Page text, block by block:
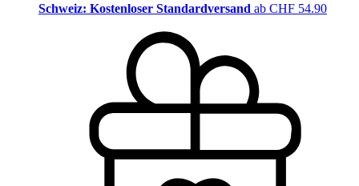
Schweiz: Kostenloser Standardversand ab CHF 54.90